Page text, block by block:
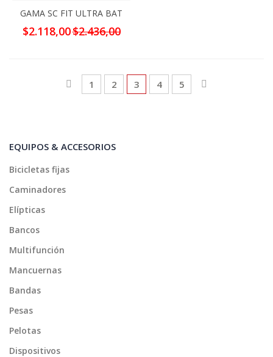
GAMA SC FIT ULTRA BAT
Precio
especial
$2.118,00$2.436,00
PáginaPágina
AnteriorPágina
1 Página
2 Actualmente estás leyendo
3 Página
4 Página
5
EQUIPOS & ACCESORIOS
Bicicletas fijas
Caminadores
Elípticas
Bancos
Multifunción
Mancuernas
Bandas
Pesas
Pelotas
Dispositivos